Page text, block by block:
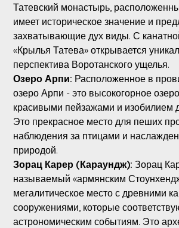
Татевский монастырь,
имеет историческое значение и
захватывающие дух виды. С
«Крылья Татева» открывается
перспектива Воротанского ущелья.
Озеро Арпи: Расположенное в
озеро Арпи - это высокогорное
красивыми пейзажами и изобилием
Это прекрасное место для пеших
наблюдения за птицами и
природой.
Зорац Карер (Караундж): Зорац
называемый «армянским
мегалитическое место с древними
сооружениями, которые
астрономическим событиям. Это